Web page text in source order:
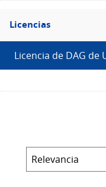
Filtro
Licencias
Licencias
Licencia de DAG de